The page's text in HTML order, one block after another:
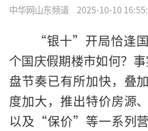
中华网山东频道 2025-10-10
“银十”开局恰逢
个国庆假期楼市如何？
盘节奏已有所加快，叠
度加大，推出特价房源
以及“保价”等一系列